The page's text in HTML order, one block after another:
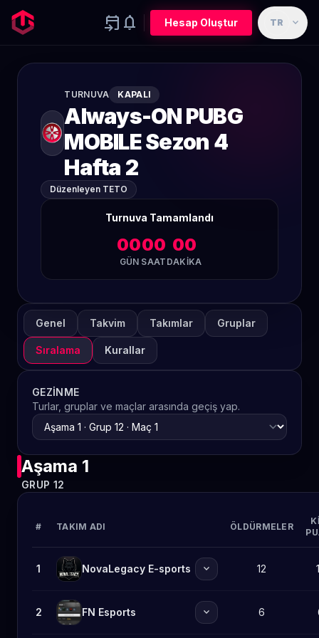
event_upcoming notifications Hesap Oluştur TR expand_more
TURNUVA KAPALI
Always-ON PUBG
MOBILE Sezon 4
Hafta 2
Düzenleyen TETO
Turnuva Tamamlandı
00
GÜN
00
SAAT
00
DAKIKA
Genel Takvim Takımlar Gruplar
Sıralama Kurallar
GEZINME
Turlar, gruplar ve maçlar arasında geçiş yap.
Aşama 1
GRUP 12
# TAKIM ADI ÖLDÜRMELER
1 NovaLegacy E-sports expand_more 12
2 FN Esports expand_more 6